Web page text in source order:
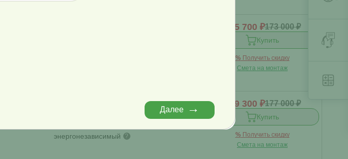
155 700 ₽173 000 ₽
Купить
% Получить скидку
Смета на монтаж
энергонезависимый ?
стандарт 159 300 ₽177 000 ₽
Купить
% Получить скидку
Смета на монтаж
Далее